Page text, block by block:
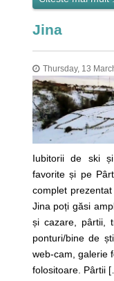
Jina
Thursday, 13
Iubitorii de ski
favorite și pe
complet
Jina poți găsi
și cazare, pârtii,
ponturi/bine de
web-cam, galerie
folositoare. Pârtii